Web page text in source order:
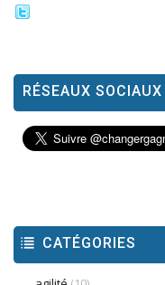
RÉSEAUX SOCIAUX
CATÉGORIES